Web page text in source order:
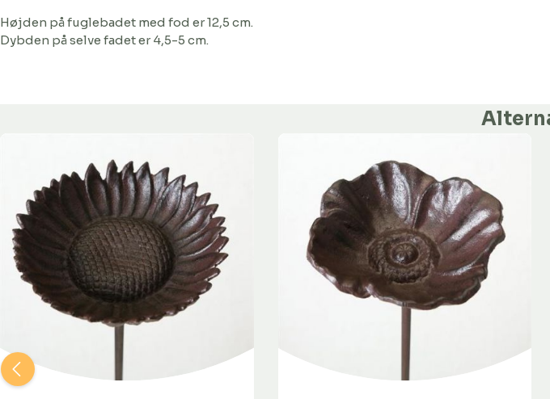
Højden på fuglebadet med fod er 12,5 cm.
Dybden på selve fadet er 4,5-5 cm.